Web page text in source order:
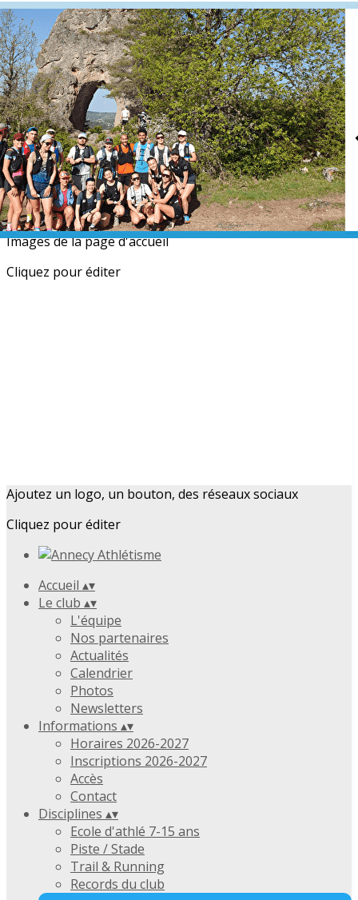
Menu
<
>
L'équipe
Nos partenaires
Actualités
Calendrier
Photos
Newsletters
?>
Images de la page d'accueil
Cliquez pour éditer
Ajoutez un logo, un bouton, des réseaux sociaux
Cliquez pour éditer
Accueil ▴▾
Le club ▴▾
L'équipe
Nos partenaires
Actualités
Calendrier
Photos
Newsletters
Informations ▴▾
Horaires 2026-2027
Inscriptions 2026-2027
Accès
Contact
Disciplines ▴▾
Ecole d'athlé 7-15 ans
Piste / Stade
Trail & Running
Records du club